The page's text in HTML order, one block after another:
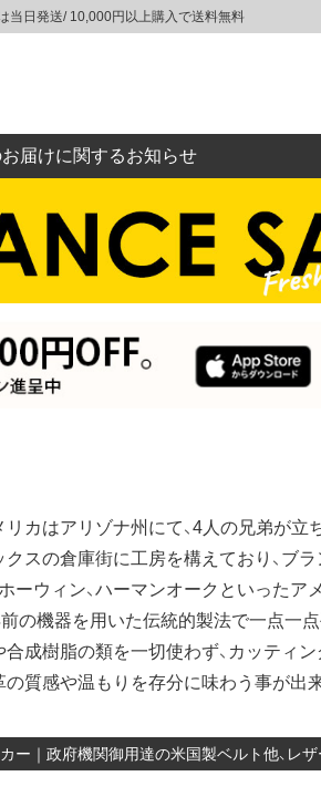
当日発送/ 10,000円以上購入で送料無料
届けに関するお知らせ
カはアリゾナ州にて、4人の兄弟が立
クスの倉庫街に工房を構えており、ブ
ホーウィン、ハーマンオークといった
の機器を用いた伝統的製法で一点一
合成樹脂の類を一切使わず、カッティ
の質感や温もりを存分に味わう事が出来
ー｜政府機関御用達の米国製ベルト他、レ